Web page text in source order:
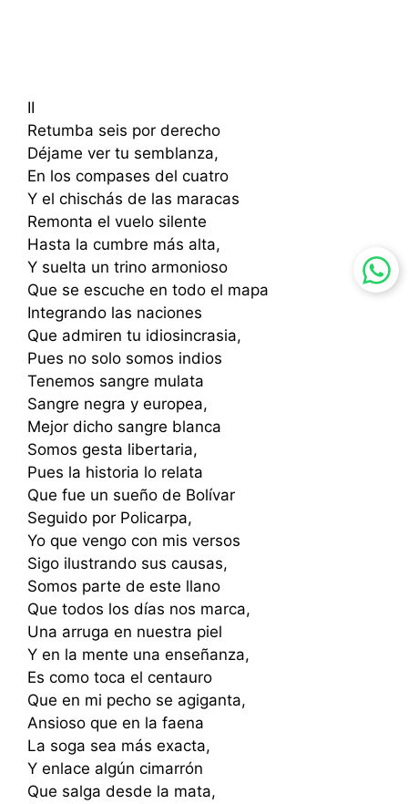
II
Retumba seis por derecho
Déjame ver tu semblanza,
En los compases del cuatro
Y el chischás de las maracas
Remonta el vuelo silente
Hasta la cumbre más alta,
Y suelta un trino armonioso
Que se escuche en todo el mapa
Integrando las naciones
Que admiren tu idiosincrasia,
Pues no solo somos indios
Tenemos sangre mulata
Sangre negra y europea,
Mejor dicho sangre blanca
Somos gesta libertaria,
Pues la historia lo relata
Que fue un sueño de Bolívar
Seguido por Policarpa,
Yo que vengo con mis versos
Sigo ilustrando sus causas,
Somos parte de este llano
Que todos los días nos marca,
Una arruga en nuestra piel
Y en la mente una enseñanza,
Es como toca el centauro
Que en mi pecho se agiganta,
Ansioso que en la faena
La soga sea más exacta,
Y enlace algún cimarrón
Que salga desde la mata,